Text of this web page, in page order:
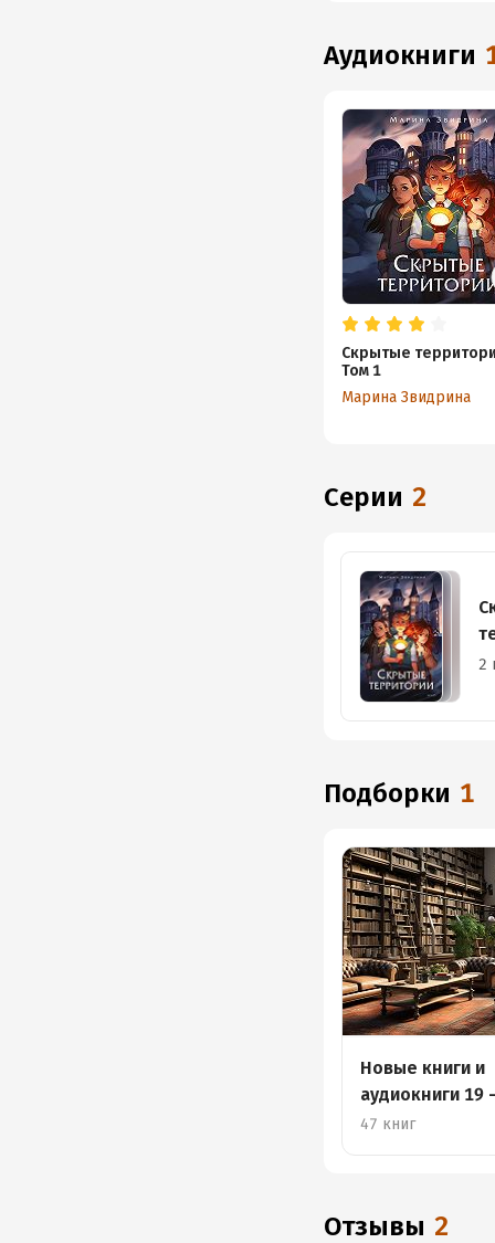
аудиокниги
Скрытые
Том 1
Марина Звидрина
Серии 2
2
Подборки 1
Новые книги и
аудиокниги 19
августа
47 книг
Отзывы 2